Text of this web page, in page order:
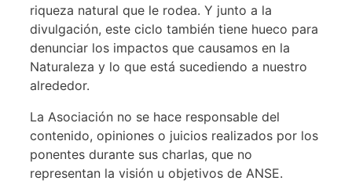
riqueza natural que le rodea. Y junto a la
divulgación, este ciclo también tiene hueco para
denunciar los impactos que causamos en la
Naturaleza y lo que está sucediendo a nuestro
alrededor.
La Asociación no se hace responsable del
contenido, opiniones o juicios realizados por los
ponentes durante sus charlas, que no
representan la visión u objetivos de ANSE.